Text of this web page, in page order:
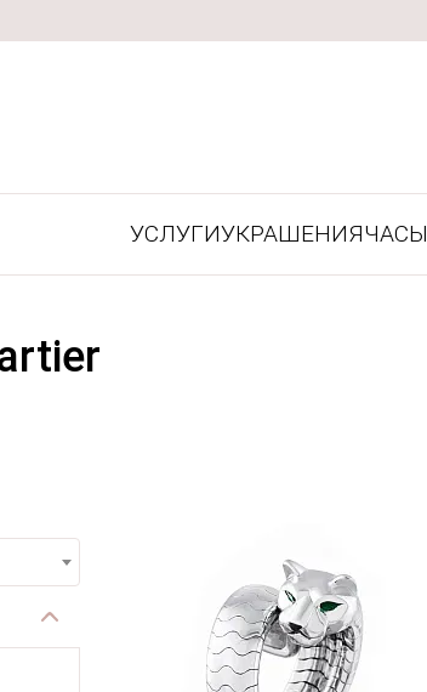
УСЛУГИУКРАШЕНИЯЧАСЫ